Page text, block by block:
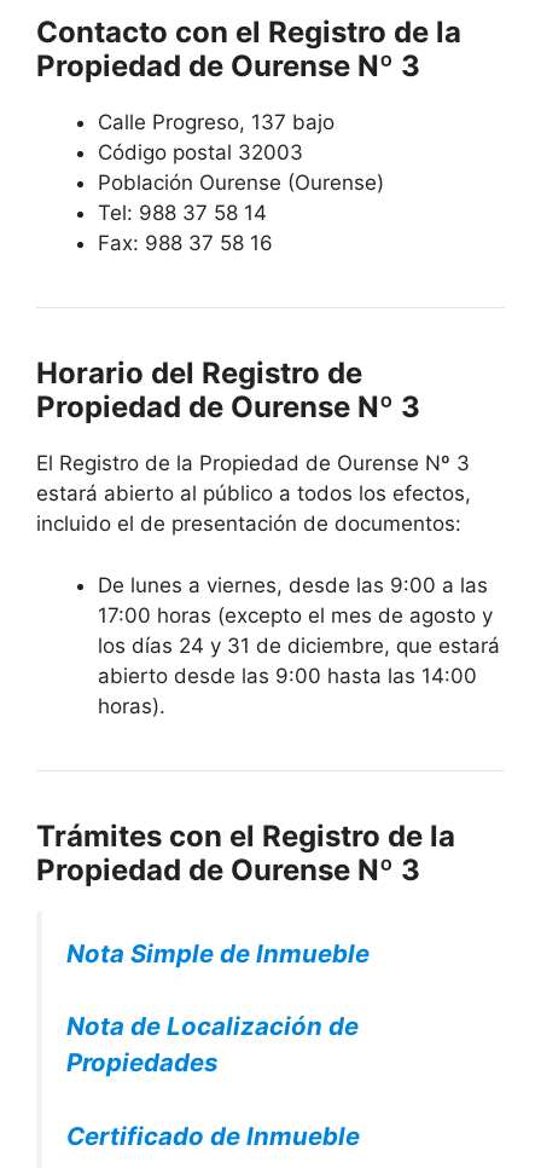
Contacto con el Registro de la
Propiedad de Ourense Nº 3
Calle Progreso, 137 bajo
Código postal 32003
Población Ourense (Ourense)
Tel: 988 37 58 14
Fax: 988 37 58 16
Horario del Registro de
Propiedad de Ourense Nº 3
El Registro de la Propiedad de Ourense Nº 3
estará abierto al público a todos los efectos,
incluido el de presentación de documentos:
De lunes a viernes, desde las 9:00 a las
17:00 horas (excepto el mes de agosto y
los días 24 y 31 de diciembre, que estará
abierto desde las 9:00 hasta las 14:00
horas).
Trámites con el Registro de la
Propiedad de Ourense Nº 3
Nota Simple de Inmueble
Nota de Localización de
Propiedades
Certificado de Inmueble